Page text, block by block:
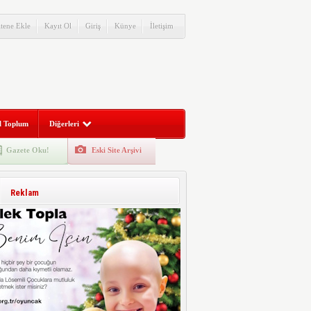
Ekle Kayıt Ol Giriş Künye İletişim
Toplum Diğerleri
Gazete Oku! Eski Site Arşivi
Reklam